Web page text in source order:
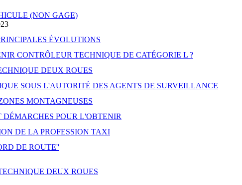
(NON GAGE)
ÉVOLUTIONS
CONTRÔLEUR TECHNIQUE DE CATÉGORIE L ?
DEUX ROUES
SOUS L'AUTORITÉ DES AGENTS DE SURVEILLANCE
MONTAGNEUSES
POUR L'OBTENIR
DE LA PROFESSION TAXI
DE ROUTE''
DEUX ROUES